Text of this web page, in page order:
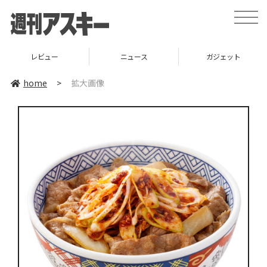
toggle
レビュー ニュース ガジェット
home > 拡大画像